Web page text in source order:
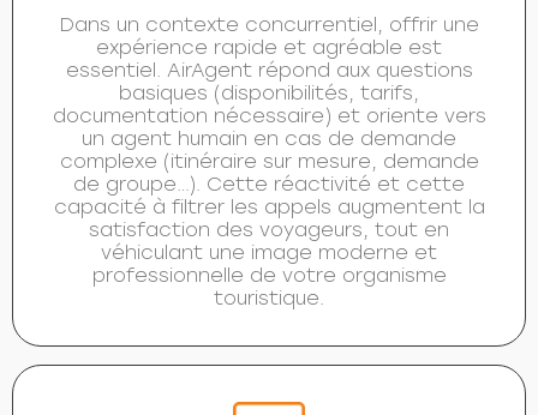
Dans un contexte concurrentiel, offrir une
expérience rapide et agréable est
essentiel. AirAgent répond aux questions
basiques (disponibilités, tarifs,
documentation nécessaire) et oriente vers
un agent humain en cas de demande
complexe (itinéraire sur mesure, demande
de groupe…). Cette réactivité et cette
capacité à filtrer les appels augmentent la
satisfaction des voyageurs, tout en
véhiculant une image moderne et
professionnelle de votre organisme
touristique.